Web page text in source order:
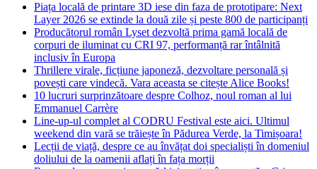
Piața locală de printare 3D iese din faza de prototipare: Next
Layer 2026 se extinde la două zile și peste 800 de participanți
Producătorul român Lyset dezvoltă prima gamă locală de
corpuri de iluminat cu CRI 97, performanță rar întâlnită
inclusiv în Europa
Thrillere virale, ficțiune japoneză, dezvoltare personală și
povești care vindecă. Vara aceasta se citește Alice Books!
10 lucruri surprinzătoare despre Colhoz, noul roman al lui
Emmanuel Carrère
Line-up-ul complet al CODRU Festival este aici. Ultimul
weekend din vară se trăiește în Pădurea Verde, la Timișoara!
Lecții de viață, despre ce au învățat doi specialiști în domeniul
doliului de la oamenii aflați în fața morții